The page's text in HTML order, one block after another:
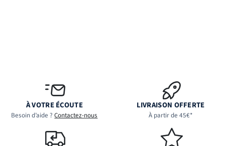
À VOTRE ÉCOUTE
Besoin d’aide ?Contactez-nous
LIVRAISON OFFERTE
À partir de 45€*